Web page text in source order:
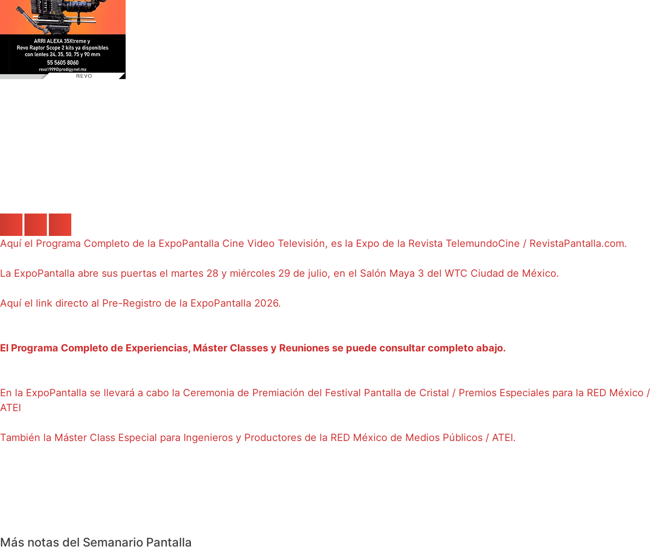
Aquí el Programa Completo de la ExpoPantalla Cine Video Televisión, es la Expo de la Revista TelemundoCine / RevistaPantalla.com.
La ExpoPantalla abre sus puertas el martes 28 y miércoles 29 de julio, en el Salón Maya 3 del WTC Ciudad de México.
Aquí el link directo al Pre-Registro de la ExpoPantalla 2026.
El Programa Completo de Experiencias, Máster Classes y Reuniones se puede consultar completo abajo.
En la ExpoPantalla se llevará a cabo la Ceremonia de Premiación del Festival Pantalla de Cristal / Premios Especiales para la RED México /
ATEI
También la Máster Class Especial para Ingenieros y Productores de la RED México de Medios Públicos / ATEI.
Más notas del Semanario Pantalla